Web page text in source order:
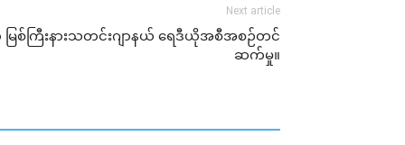
Next article
မြစ်ကြီးနားသတင်းဂျာနယ် ရေဒီယိုအစီအစဉ်တင်
ဆက်မှု။